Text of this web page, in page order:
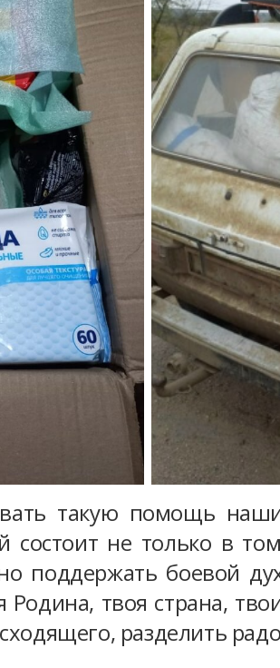
такую помощь
состоит не только в
боевой
Родина, твоя страна,
разделить